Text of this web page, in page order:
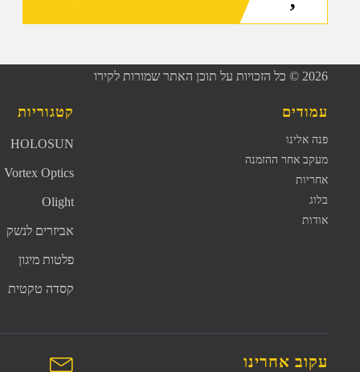
2026 © כל הזכויות על תוכן האתר שמורות לקירו
עמודים
פנה אלינו
מעקב אחר ההזמנה
אחריות
בלוג
אודות
קטגוריות
HOLOSUN
Vortex Optics
Olight
אביזרים לנשק
פלטות מיגון
קסדה טקטית
עקוב אחרינו